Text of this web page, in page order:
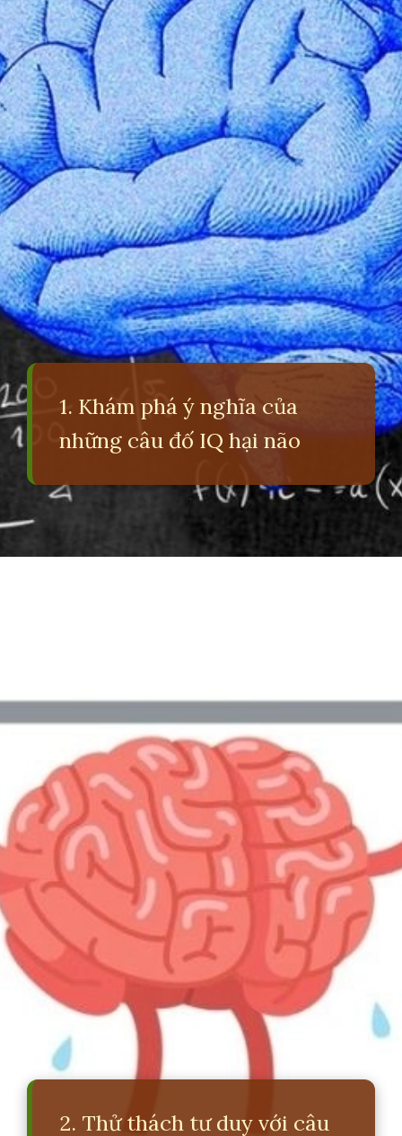
1. Khám phá ý nghĩa của
những câu đố IQ hại não
2. Thử thách tư duy với câu